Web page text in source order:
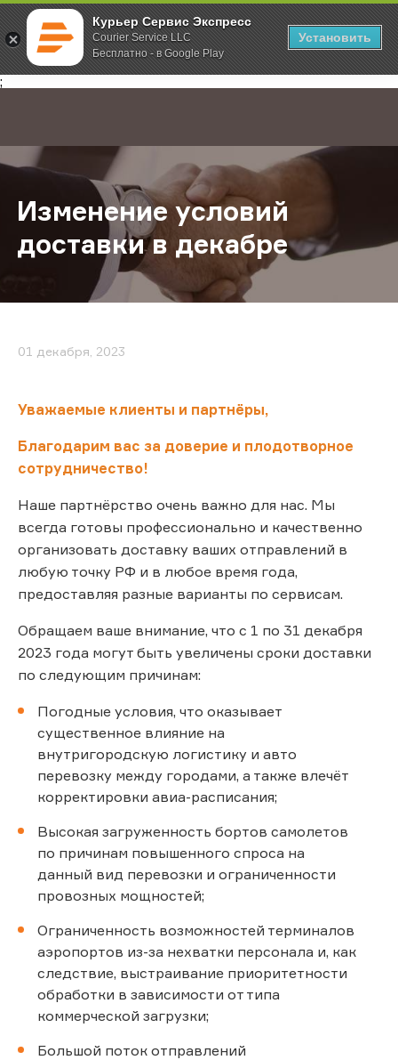
Курьер Сервис Экспресс
Courier Service LLC
Бесплатно - в Google Play
Установить
;
Главная О компании Новости Изменение условий доставки в
Изменение условий
доставки в декабре
01 декабря, 2023
Уважаемые клиенты и партнёры,
Благодарим вас за доверие и плодотворное
сотрудничество!
Наше партнёрство очень важно для нас. Мы
всегда готовы профессионально и качественно
организовать доставку ваших отправлений в
любую точку РФ и в любое время года,
предоставляя разные варианты по сервисам.
Обращаем ваше внимание, что с 1 по 31 декабря
2023 года могут быть увеличены сроки доставки
по следующим причинам:
Погодные условия, что оказывает
существенное влияние на
внутригородскую логистику и авто
перевозку между городами, а также влечёт
корректировки авиа-расписания;
Высокая загруженность бортов самолетов
по причинам повышенного спроса на
данный вид перевозки и ограниченности
провозных мощностей;
Ограниченность возможностей терминалов
аэропортов из-за нехватки персонала и, как
следствие, выстраивание приоритетности
обработки в зависимости от типа
коммерческой загрузки;
Большой поток отправлений